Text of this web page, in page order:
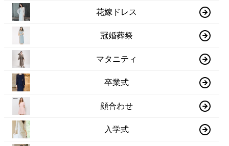
花嫁ドレス
冠婚葬祭
マタニティ
卒業式
顔合わせ
入学式